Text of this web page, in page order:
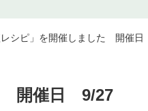
レシピ」を開催しました 開催
た 開催日 9/27